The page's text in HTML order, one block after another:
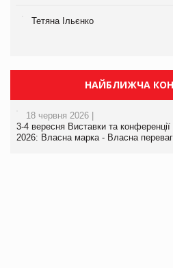
Тетяна Ільєнко
НАЙБЛИЖЧА
18 червня 2026 |
3-4 вересня Виставки та
2026: Власна марка - Власна